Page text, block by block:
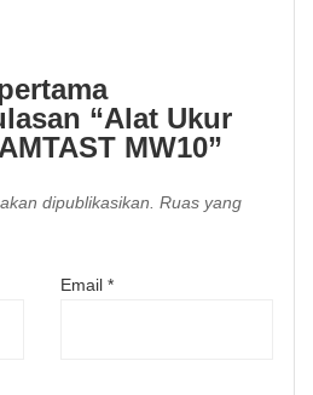
“Alat Ukur
MW10”
dipublikasikan. Ruas yang
Email *